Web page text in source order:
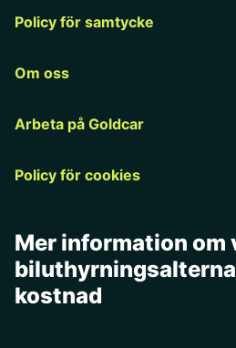
Policy för samtycke
Om oss
Arbeta på Goldcar
Policy för cookies
Mer information om
kostnad